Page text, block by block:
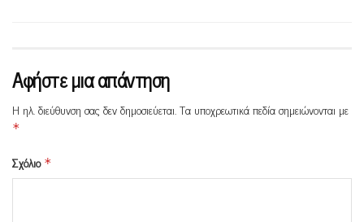
Αφήστε μια απάντηση
Η ηλ. διεύθυνση σας δεν δημοσιεύεται.Τα υποχρεωτικά πεδία σημειώνονται με
*
Σχόλιο *